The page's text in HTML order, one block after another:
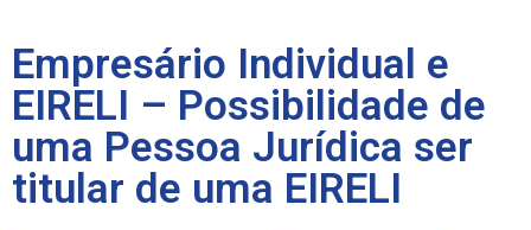
Empresário Individual e
EIRELI – Possibilidade de
uma Pessoa Jurídica ser
titular de uma EIRELI